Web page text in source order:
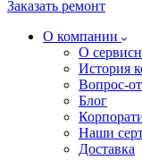
Заказать ремонт
О компании
О
История
Вопрос-
Блог
Наши
Доставка